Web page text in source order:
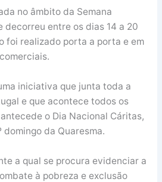
no âmbito da Semana
decorreu entre os dias 14 a 20
foi realizado porta a porta e em
iniciativa que junta toda a
e que acontece todos os
o Dia Nacional Cáritas,
domingo da Quaresma.
a qual se procura evidenciar a
à pobreza e exclusão